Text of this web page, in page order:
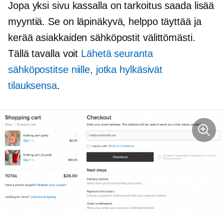
Jopa yksi sivu kassalla on tarkoitus saada lisää
myyntiä. Se on läpinäkyvä, helppo täyttää ja
kerää asiakkaiden sähköpostit välittömästi.
Tällä tavalla voit Lähetäseuranta
sähköpostitse niille, jotka hylkäsivät
tilauksensa.